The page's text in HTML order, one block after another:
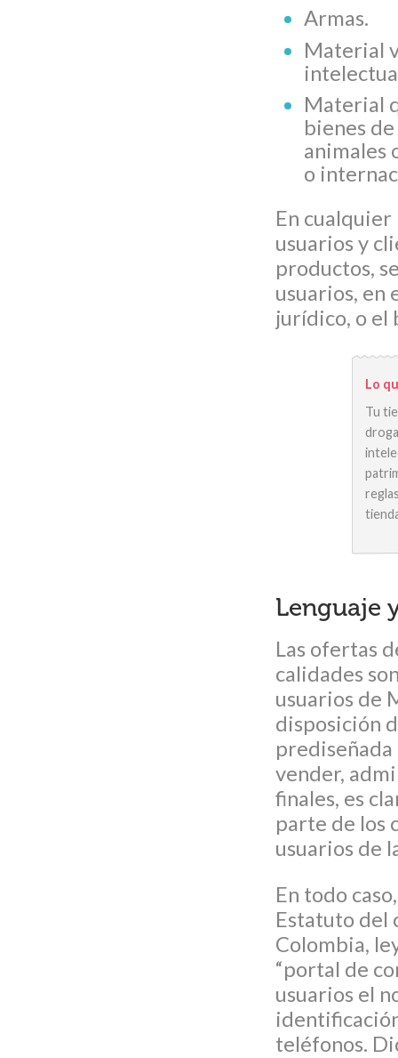
Armas.
Material
Material
bienes
animales
o
En
usuarios y
productos,
usuarios, en
jurídico, o el
Lo
Tu
Lenguaje
Las ofertas
calidades
usuarios de
disposición
prediseñada
vender,
finales, es
parte de los
usuarios de
En todo
Estatuto del
Colombia,
“portal de
usuarios el
teléfonos.